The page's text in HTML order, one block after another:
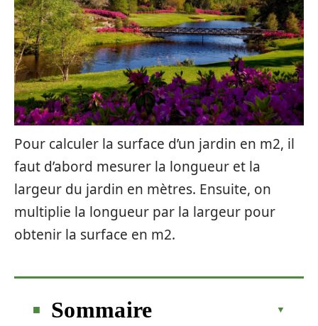
Pour calculer la surface d’un jardin en m2, il
faut d’abord mesurer la longueur et la
largeur du jardin en mètres. Ensuite, on
multiplie la longueur par la largeur pour
obtenir la surface en m2.
Sommaire